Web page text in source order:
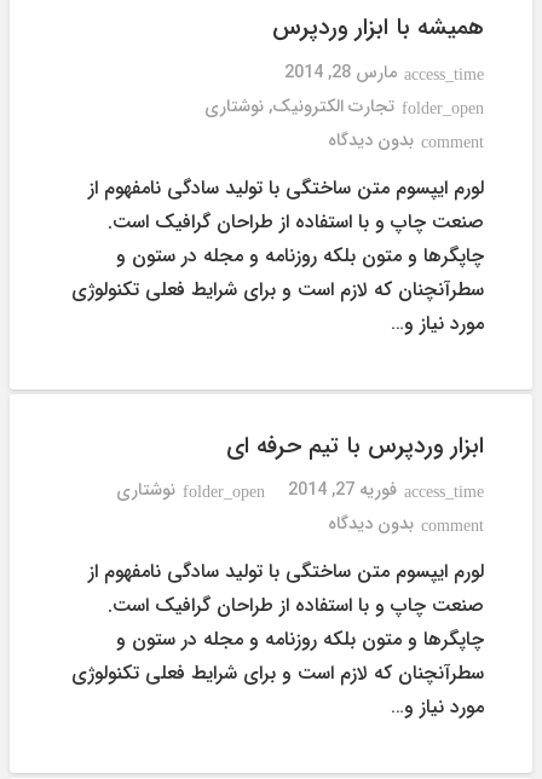
همیشه با ابزار وردپرس
access_time مارس 28, 2014
folder_open تجارت الکترونیک,نوشتاری
comment بدون دیدگاه
لورم ایپسوم متن ساختگی با تولید سادگی نامفهوم از
صنعت چاپ و با استفاده از طراحان گرافیک است.
چاپگرها و متون بلکه روزنامه و مجله در ستون و
سطرآنچنان که لازم است و برای شرایط فعلی تکنولوژی
مورد نیاز و…
ابزار وردپرس با تیم حرفه ای
access_time فوریه 27, 2014 folder_open نوشتاری
comment بدون دیدگاه
لورم ایپسوم متن ساختگی با تولید سادگی نامفهوم از
صنعت چاپ و با استفاده از طراحان گرافیک است.
چاپگرها و متون بلکه روزنامه و مجله در ستون و
سطرآنچنان که لازم است و برای شرایط فعلی تکنولوژی
مورد نیاز و…